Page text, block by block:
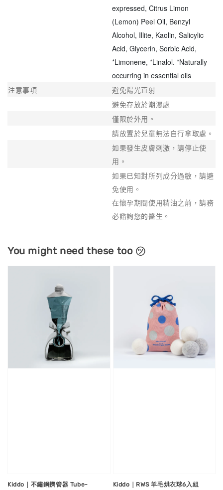
expressed, Citrus Limon
(Lemon) Peel Oil, Benzyl
Alcohol, Illite, Kaolin, Salicylic
Acid, Glycerin, Sorbic Acid,
*Limonene, *Linalol. *Naturally
occurring in essential oils
注意事項
避免陽光直射
避免存放於潮濕處
僅限於外用。
請放置於兒童無法自行拿取處。
如果發生皮膚刺激，請停止使
用。
如果已知對所列成分過敏，請避
免使用。
在懷孕期間使用精油之前，請務
必諮詢您的醫生。
You might need these too ㋡
Kiddo｜不鏽鋼擠管器 Tube-
Kiddo｜RWS 羊毛烘衣球6入組